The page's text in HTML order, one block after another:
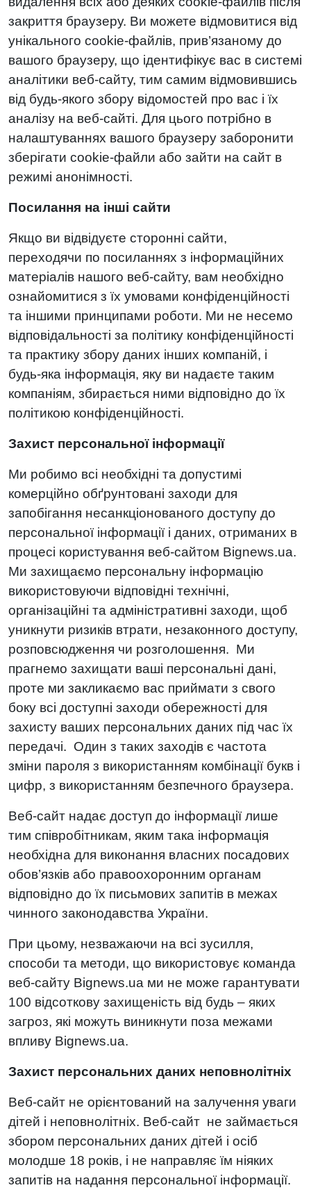
закриття браузеру. Ви можете відмовитися від
унікального cookie-файлів, прив’язаному до
вашого браузеру, що ідентифікує вас в системі
аналітики веб-сайту, тим самим відмовившись
від будь-якого збору відомостей про вас і їх
аналізу на веб-сайті. Для цього потрібно в
налаштуваннях вашого браузеру заборонити
зберігати cookie-файли або зайти на сайт в
режимі анонімності.
Посилання на інші сайти
Якщо ви відвідуєте сторонні сайти,
переходячи по посиланнях з інформаційних
матеріалів нашого веб-сайту, вам необхідно
ознайомитися з їх умовами конфіденційності
та іншими принципами роботи. Ми не несемо
відповідальності за політику конфіденційності
та практику збору даних інших компаній, і
будь-яка інформація, яку ви надаєте таким
компаніям, збирається ними відповідно до їх
політикою конфіденційності.
Захист персональної інформації
Ми робимо всі необхідні та допустимі
комерційно обґрунтовані заходи для
запобігання несанкціонованого доступу до
персональної інформації і даних, отриманих в
процесі користування веб-сайтом Bignews.ua.
Ми захищаємо персональну інформацію
використовуючи відповідні технічні,
організаційні та адміністративні заходи, щоб
уникнути ризиків втрати, незаконного доступу,
розповсюдження чи розголошення. Ми
прагнемо захищати ваші персональні дані,
проте ми закликаємо вас приймати з свого
боку всі доступні заходи обережності для
захисту ваших персональних даних під час їх
передачі. Один з таких заходів є частота
зміни пароля з використанням комбінації букв і
цифр, з використанням безпечного браузера.
Веб-сайт надає доступ до інформації лише
тим співробітникам, яким така інформація
необхідна для виконання власних посадових
обов’язків або правоохоронним органам
відповідно до їх письмових запитів в межах
чинного законодавства України.
При цьому, незважаючи на всі зусилля,
способи та методи, що використовує команда
веб-сайту Bignews.ua ми не може гарантувати
100 відсоткову захищеність від будь – яких
загроз, які можуть виникнути поза межами
впливу Bignews.ua.
Захист персональних даних неповнолітніх
Веб-сайт не орієнтований на залучення уваги
дітей і неповнолітніх. Веб-сайт не займається
збором персональних даних дітей і осіб
молодше 18 років, і не направляє їм ніяких
запитів на надання персональної інформації.